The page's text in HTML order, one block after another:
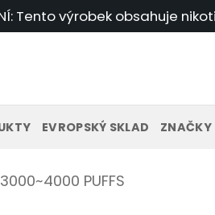
Tento výrobek obsahuje
EVROPSKÝ SKLAD ZNAČKY
3000~4000 PUFFS